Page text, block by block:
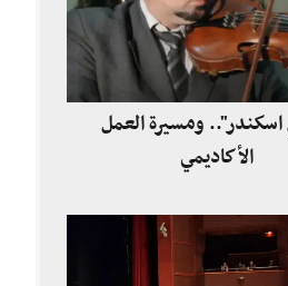
ومسيرة العمل
الأكاديمي